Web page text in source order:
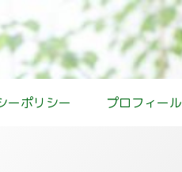
ーポリシー プロフィール